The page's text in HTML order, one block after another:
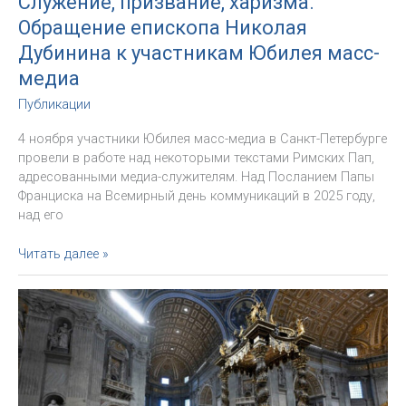
Обращение епископа Николая
Дубинина к участникам Юбилея масс-
медиа
Публикации
4 ноября участники Юбилея масс-медиа в Санкт-Петербурге
провели в работе над некоторыми текстами Римских Пап,
адресованными медиа-служителям. Над Посланием Папы
Франциска на Всемирный день коммуникаций в 2025 году,
над его
Служение,
призвание,
харизма.
Обращение
епископа
Николая
Дубинина
к
Читать далее »